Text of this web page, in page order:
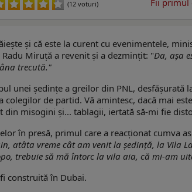
(12 voturi) Fii primul
și că este la curent cu evenimentele,
Miruță a revenit și a dezmințit: "Da, așa
trecută."
unei ședințe a greilor din PNL, desfășurată
de partid. Vă amintesc, dacă mai
din misogini și... tablagii, iertată să-mi fie
în presă, primul care a reacționat cumva
atâta vreme cât am venit la ședință, la Vila
trebuie să mă întorc la vila aia, că mi-am
construită în Dubai.